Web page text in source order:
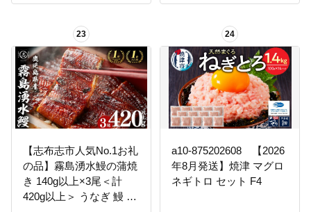
23
【志布志市人気No.1お礼
の品】霧島湧水鰻の蒲焼
き 140g以上×3尾＜計
420g以上＞ うなぎ 鰻 ウ
24
a10-875202608 【2026
年8月発送】焼津 マグロ
ネギトロ セット F4